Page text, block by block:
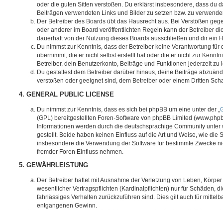
oder die guten Sitten verstoßen. Du erklärst insbesondere, dass du
Beiträgen verwendeten Links und Bilder zu setzen bzw. zu
Der Betreiber des Boards übt das Hausrecht aus. Bei Verstößen
oder anderer im Board veröffentlichten Regeln kann der Betreiber
dauerhaft von der Nutzung dieses Boards ausschließen und dir ein
Du nimmst zur Kenntnis, dass der Betreiber keine Verantwortung für
übernimmt, die er nicht selbst erstellt hat oder die er nicht zur
Betreiber, dein Benutzerkonto, Beiträge und Funktionen jederzeit zu
Du gestattest dem Betreiber darüber hinaus, deine Beiträge
verstoßen oder geeignet sind, dem Betreiber oder einem Dritten
4. GENERAL PUBLIC LICENSE
Du nimmst zur Kenntnis, dass es sich bei phpBB um eine unter der „
(GPL) bereitgestellten Foren-Software von phpBB Limited
Informationen werden durch die deutschsprachige Community unter
gestellt. Beide haben keinen Einfluss auf die Art und Weise, wie die
insbesondere die Verwendung der Software für bestimmte Zwecke
fremder Foren Einfluss nehmen.
5. GEWÄHRLEISTUNG
Der Betreiber haftet mit Ausnahme der Verletzung von Leben,
wesentlicher Vertragspflichten (Kardinalpflichten) nur für Schäden,
fahrlässiges Verhalten zurückzuführen sind. Dies gilt auch für
entgangenen Gewinn.